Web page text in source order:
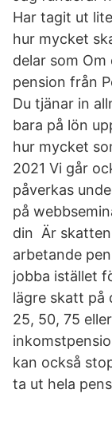
Har tagit ut
hur mycket
delar som
pension från
Du tjänar in
bara på lön
hur mycket
2021 Vi går
påverkas
på
din Är
arbetande
jobba istället
lägre skatt på
25, 50, 75
kan också
ta ut hela